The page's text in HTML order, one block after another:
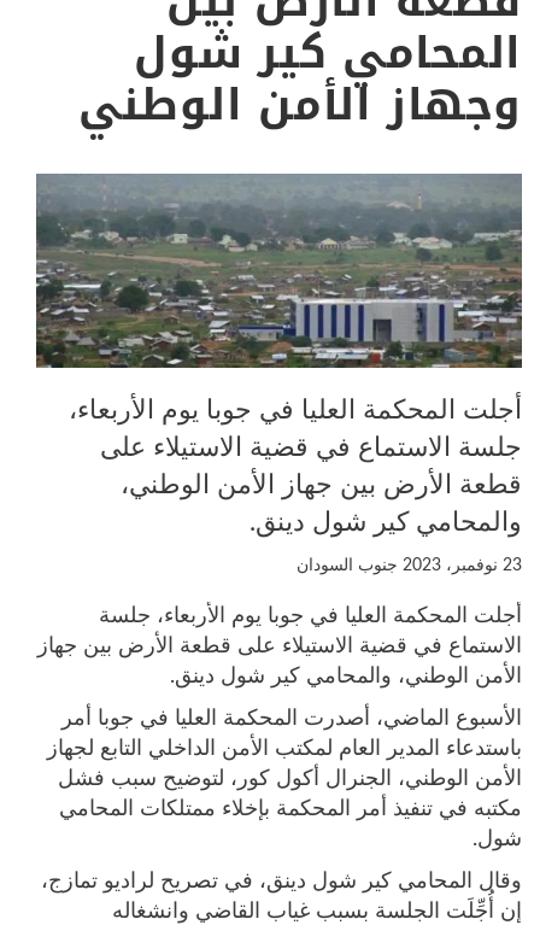
المحامي كير شول
وجهاز الأمن الوطني
أجلت المحكمة العليا في جوبا يوم الأربعاء،
جلسة الاستماع في قضية الاستيلاء على
قطعة الأرض بين جهاز الأمن الوطني،
والمحامي كير شول دينق.
23 نوفمبر، 2023 جنوب السودان
أجلت المحكمة العليا في جوبا يوم الأربعاء، جلسة
الاستماع في قضية الاستيلاء على قطعة الأرض بين جهاز
الأمن الوطني، والمحامي كير شول دينق.
الأسبوع الماضي، أصدرت المحكمة العليا في جوبا أمر
باستدعاء المدير العام لمكتب الأمن الداخلي التابع لجهاز
الأمن الوطني، الجنرال أكول كور، لتوضيح سبب فشل
مكتبه في تنفيذ أمر المحكمة بإخلاء ممتلكات المحامي
شول.
وقال المحامي كير شول دينق، في تصريح لراديو تمازج،
إن أُجِّلَت الجلسة بسبب غياب القاضي وانشغاله